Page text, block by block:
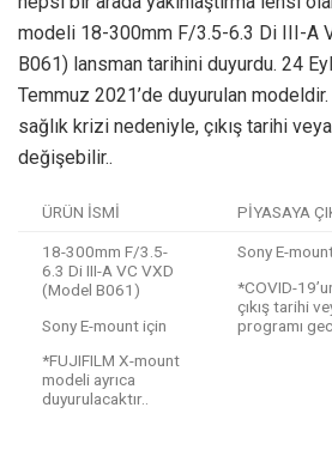
modeli 18-300mm F/3.5-6.3 Di III-A
B061) lansman tarihini duyurdu. 24
Temmuz 2021’de duyurulan
sağlık krizi nedeniyle, çıkış tarihi
değişebilir..
ÜRÜN İSMİ PİYASAYA
18-300mm F/3.5-
6.3 Di III-A VC VXD
(Model B061)
Sony E-mount için
*FUJIFILM X-mount
modeli ayrıca
duyurulacaktır..
Sony E-
*COVID-
çıkış tarihi
programı